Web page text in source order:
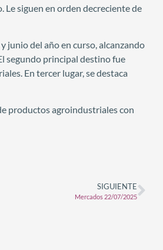
siguen en orden decreciente de
junio del año en curso, alcanzando
segundo principal destino fue
En tercer lugar, se destaca
productos agroindustriales con
SIGUIENTE
Mercados 22/07/2025